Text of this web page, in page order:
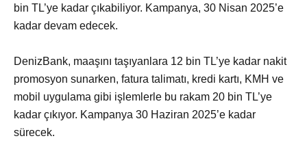
bin TL’ye kadar çıkabiliyor. Kampanya, 30 Nisan 2025’e
kadar devam edecek.
DenizBank, maaşını taşıyanlara 12 bin TL’ye kadar nakit
promosyon sunarken, fatura talimatı, kredi kartı, KMH ve
mobil uygulama gibi işlemlerle bu rakam 20 bin TL’ye
kadar çıkıyor. Kampanya 30 Haziran 2025’e kadar
sürecek.